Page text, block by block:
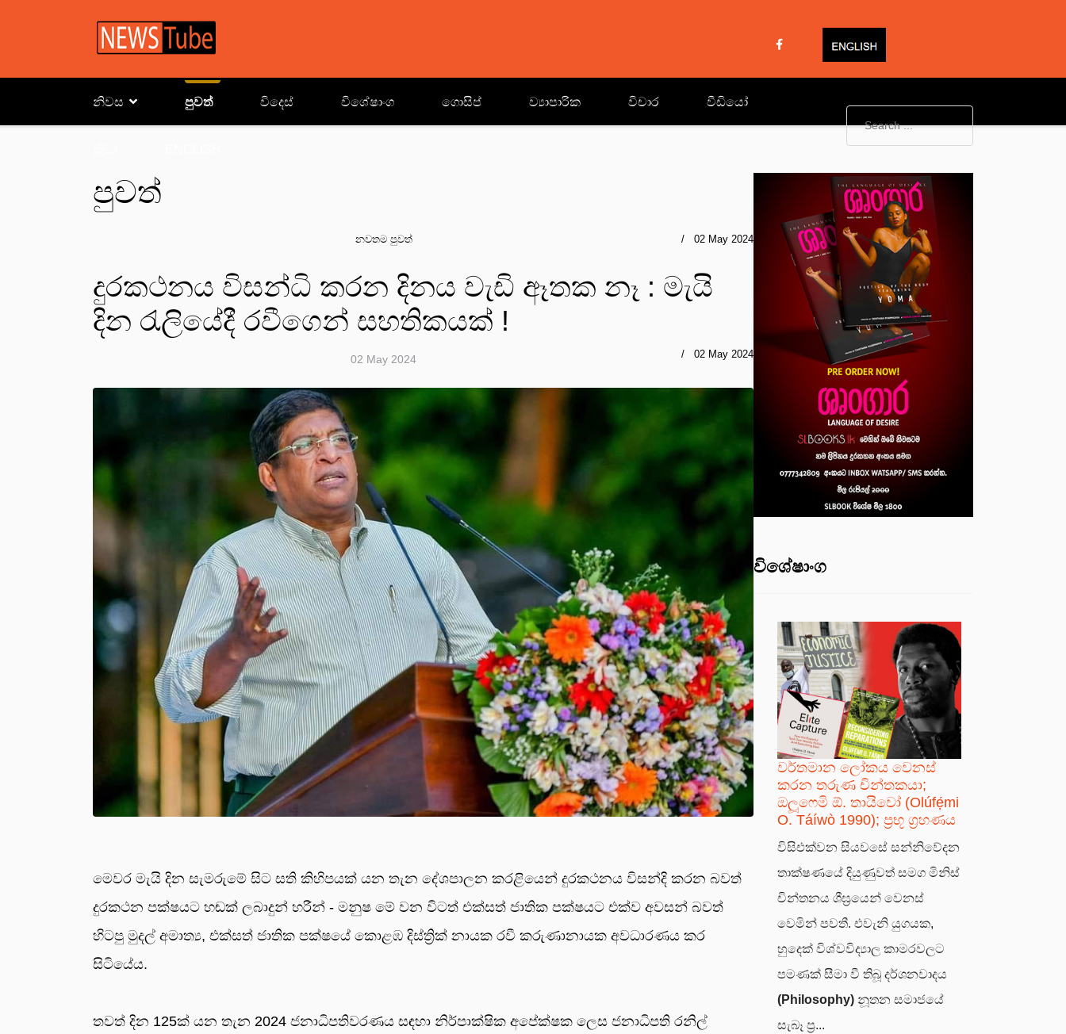
නිවස පුවත් විදෙස් විශේෂාංග ගොසිප් ව්‍යාපාරික විචාර වීඩියෝ
පුවත්
නවතම පුවත් 02 May 2024
දුරකථනය විසන්ධි කරන දිනය වැඩි ඈතක නෑ : මැයි
දින රැලියේදී රවීගෙන් සහතිකයක් !
02 May 2024 02 May 2024
මෙවර මැයි දින සැමරුමේ සිට සති කිහිපයක් යන තැන දේශපාලන කරළියෙන් දුරකථනය විසන්දි කරන බවත්
දුරකථන පක්ෂයට හඬක් ලබාදුන් හරීන් - මනුෂ මේ වන විටත් එක්සත් ජාතික පක්ෂයට එක්ව අවසන් බවත්
හිටපු මුදල් අමාත්‍ය, එක්සත් ජාතික පක්ෂයේ කොළඹ දිස්ත්‍රික් නායක රවී කරුණානායක අවධාරණය කර
සිටියේය.
තවත් දින 125ක් යන තැන 2024 ජනාධිපතිවරණය සඳහා නිර්පාක්ෂික අපේක්ෂක ලෙස ජනාධිපති රනිල්
විශේෂාංග
වර්තමාන ලෝකය වෙනස්
කරන තරුණ චින්තකයා;
ඔලූෆෙමි ඕ. තායිවෝ (Olúfẹ́mi
O. Táíwò 1990); ප්‍රභූ ග්‍රහණය
විසිඑක්වන සියවසේ සන්නිවේදන
තාක්ෂණයේ දියුණුවත් සමග මිනිස්
චින්තනය ශීඝ්‍රයෙන් වෙනස්
වෙමින් පවතී. එවැනි යුගයක,
හුදෙක් විශ්වවිද්‍යාල කාමරවලට
පමණක් සීමා වී තිබූ දර්ශනවාදය
(Philosophy)නූතන සමාජයේ
සැබෑ ප්‍ර...